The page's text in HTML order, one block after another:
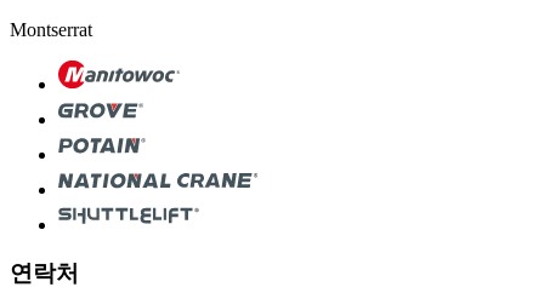
Montserrat
연락처